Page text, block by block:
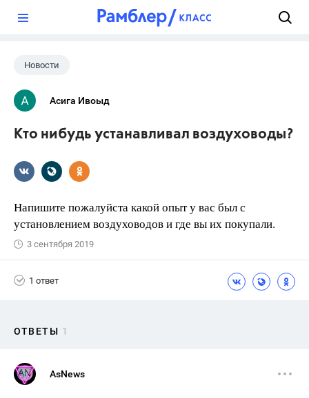
Новости
Асига Ивоыд
Кто нибудь устанавливал воздуховоды?
Напишите пожалуйста какой опыт у вас был с
установлением воздуховодов и где вы их покупали.
3 сентября 2019
1 ответ
ОТВЕТЫ 1
AsNews